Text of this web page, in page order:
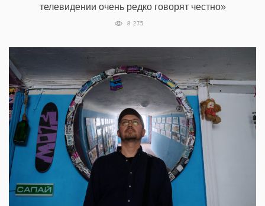
телевидении очень редко говорят честно»
8 275